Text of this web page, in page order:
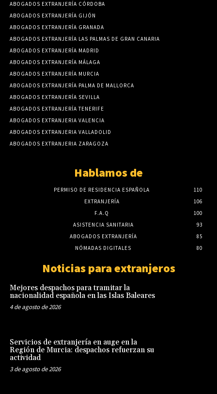
ABOGADOS EXTRANJERÍA CÓRDOBA
ABOGADOS EXTRANJERÍA GIJÓN
ABOGADOS EXTRANJERÍA GRANADA
ABOGADOS EXTRANJERÍA LAS PALMAS DE GRAN CANARIA
ABOGADOS EXTRANJERÍA MADRID
ABOGADOS EXTRANJERÍA MÁLAGA
ABOGADOS EXTRANJERÍA MURCIA
ABOGADOS EXTRANJERÍA PALMA DE MALLORCA
ABOGADOS EXTRANJERÍA SEVILLA
ABOGADOS EXTRANJERÍA TENERIFE
ABOGADOS EXTRANJERIA VALENCIA
ABOGADOS EXTRANJERIA VALLADOLID
ABOGADOS EXTRANJERIA ZARAGOZA
Hablamos de
PERMISO DE RESIDENCIA ESPAÑOLA
110
EXTRANJERÍA
106
F.A.Q
100
ASISTENCIA SANITARIA
93
ABOGADOS EXTRANJERÍA
85
NÓMADAS DIGITALES
80
Noticias para extranjeros
Mejores despachos para tramitar la
nacionalidad española en las Islas Baleares
4 de agosto de 2026
Servicios de extranjería en auge en la
Región de Murcia: despachos refuerzan su
actividad
3 de agosto de 2026